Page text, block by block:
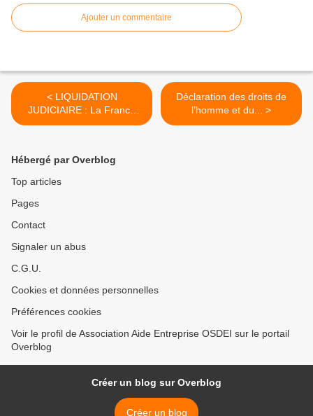
Ajouter un commentaire
< LIQUIDATION
JUDICIAIRE : La France
triplement sanctionnée pour
Déclaration des droits de
l’homme et du... >
Hébergé par Overblog
Top articles
Pages
Contact
Signaler un abus
C.G.U.
Cookies et données personnelles
Préférences cookies
Voir le profil de Association Aide Entreprise OSDEI sur le portail
Overblog
Créer un blog sur Overblog
Créer un blog